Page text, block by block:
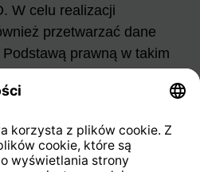
W celu realizacji
przetwarzać dane
prawną w takim
do zawarcia
o konkurs. W celu
osób, których dane